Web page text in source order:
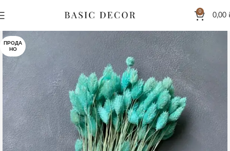
0
0,00
ПРОДА
НО